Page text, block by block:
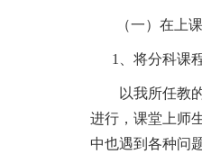
（一）在上
1、将分科课程
以我所任教
进行，课堂上师
中也遇到各种问